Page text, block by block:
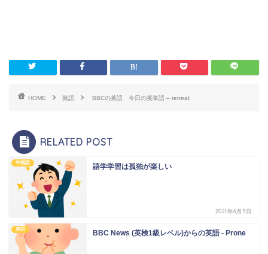
HOME 英語 BBCの英語 今日の英単語 – retreat
RELATED POST
中国語 語学学習は孤独が楽しい
2021年6月5日
英語 BBC News (英検1級レベル)からの英語 - Prone